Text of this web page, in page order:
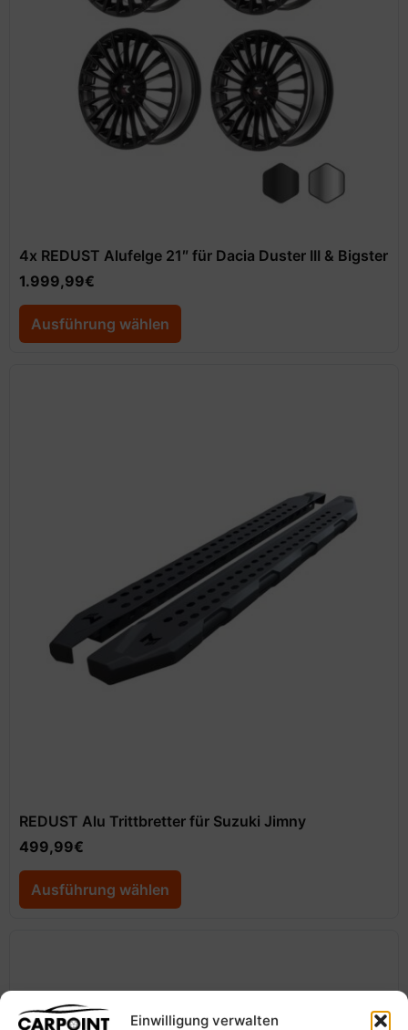
Einwilligung verwalten
4x REDUST Alufelge 21″ für Dacia Duster III & Bigster
1.999,99€
Ausführung wählen
REDUST Alu Trittbretter für Suzuki Jimny
499,99€
Ausführung wählen